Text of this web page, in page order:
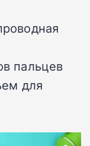
пальцев
для